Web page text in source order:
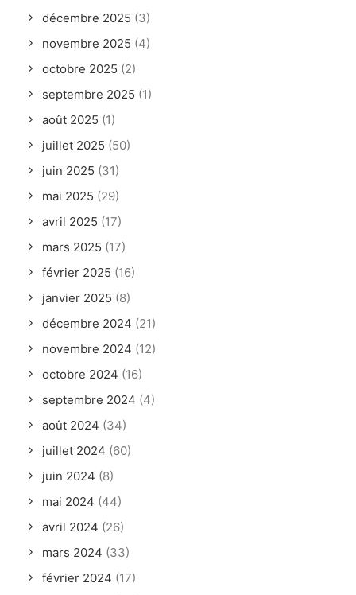
décembre 2025 (3)
novembre 2025 (4)
octobre 2025 (2)
septembre 2025 (1)
août 2025 (1)
juillet 2025 (50)
juin 2025 (31)
mai 2025 (29)
avril 2025 (17)
mars 2025 (17)
février 2025 (16)
janvier 2025 (8)
décembre 2024 (21)
novembre 2024 (12)
octobre 2024 (16)
septembre 2024 (4)
août 2024 (34)
juillet 2024 (60)
juin 2024 (8)
mai 2024 (44)
avril 2024 (26)
mars 2024 (33)
février 2024 (17)